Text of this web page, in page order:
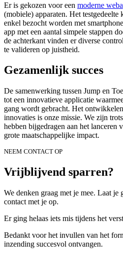
Er is gekozen voor een moderne
(mobiele) apparaten. Het testgedeelte
enkel bezocht worden met
app met een aantal simpele stappen
de achterkant vinden er diverse
te valideren op juistheid.
Gezamenlijk succes
De samenwerking tussen Jump en
tot een innovatieve applicatie
gang wordt gebracht. Het
innovaties is onze missie. We zijn
hebben bijgedragen aan het lanceren
grote maatschappelijke impact.
NEEM CONTACT OP
Vrijblijvend sparren?
We denken graag met je mee. Laat je
contact met je op.
Er ging helaas iets mis tijdens het
Bedankt voor het invullen van het
inzending succesvol ontvangen.